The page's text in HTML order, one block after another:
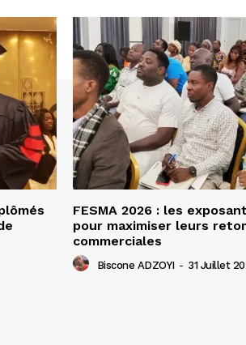
FESMA 2026 : les
pour maximiser leurs
commerciales
Biscone ADZOYI - 31 Juillet